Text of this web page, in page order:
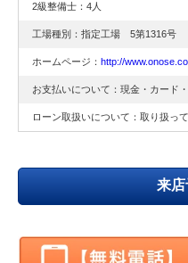
2級整備士：4人
工場種別：指定工場 5第1316号
ホームページ： http://
お支払いについて：現金・カード
ローン取扱いについて：取り扱って
来店